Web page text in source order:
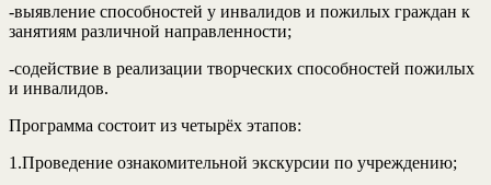
-выявление способностей у инвалидов и пожилых граждан к
занятиям различной направленности;
-содействие в реализации творческих способностей пожилых
и инвалидов.
Программа состоит из четырёх этапов:
1.Проведение ознакомительной экскурсии по учреждению;